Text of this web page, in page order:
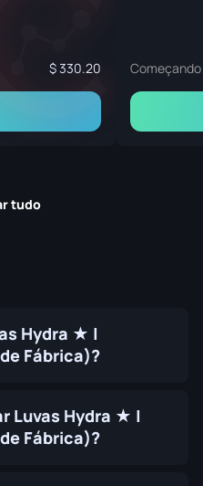
330.20
tudo
Hydra ★ |
Fábrica)?
Luvas Hydra ★ |
Fábrica)?